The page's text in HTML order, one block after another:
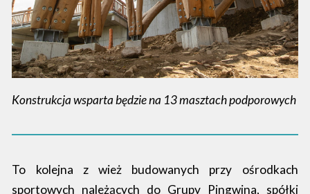
Konstrukcja wsparta będzie na 13 masztach podporowych
To kolejna z wież budowanych przy ośrodkach
sportowych należących do Grupy Pingwina, spółki